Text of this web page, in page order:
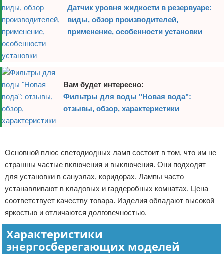
Датчик уровня жидкости в резервуаре:
виды, обзор производителей,
применение, особенности установки
Вам будет интересно:
Фильтры для воды "Новая вода":
отзывы, обзор, характеристики
Основной плюс светодиодных ламп состоит в том, что им не
страшны частые включения и выключения. Они подходят
для установки в санузлах, коридорах. Лампы часто
устанавливают в кладовых и гардеробных комнатах. Цена
соответствует качеству товара. Изделия обладают высокой
яркостью и отличаются долговечностью.
Характеристики
энергосберегающих моделей